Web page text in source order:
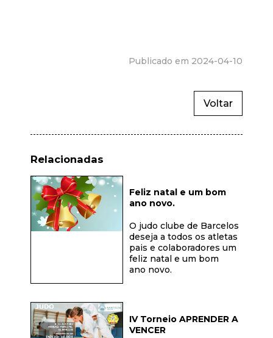
Publicado em 2024-04-10
Voltar
Relacionadas
Feliz natal e um bom
ano novo.
O judo clube de Barcelos
deseja a todos os atletas
pais e colaboradores um
feliz natal e um bom
ano novo.
IV Torneio APRENDER A
VENCER